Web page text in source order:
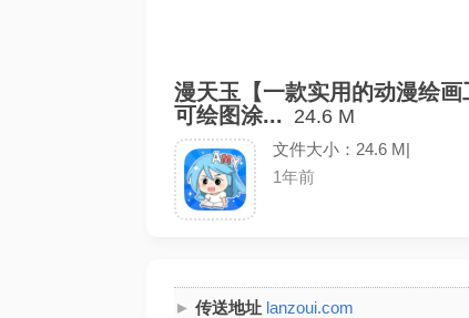
漫天玉【一款实用的动漫绘
可绘图涂... 24.6 M
文件大小：24.6 M|
1年前
传送地址 lanzoui.com